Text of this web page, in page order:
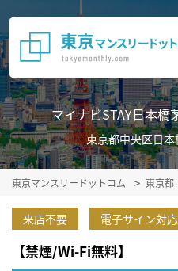
マイナビSTAY日本橋
東京都中央区日
東京マンスリードットコム 東京都
来店不要 電子サイン対応
【禁煙/Wi-Fi無料】